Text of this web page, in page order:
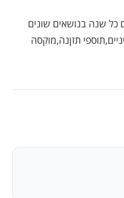
ומשתלם כל שנה בנושאים שונים
תזןנה,מוקסה